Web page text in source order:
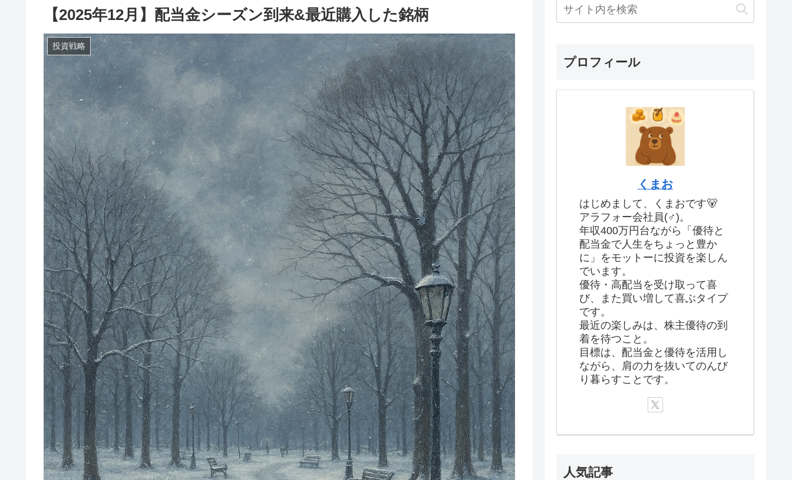
【2025年12月】配当金シーズン到来&最近購入した銘柄
投資戦略
プロフィール
くまお
はじめまして、くまおです🐻
アラフォー会社員(♂)。
年収400万円台ながら「優待と
配当金で人生をちょっと豊か
に」をモットーに投資を楽しん
でいます。
優待・高配当を受け取って喜
び、また買い増して喜ぶタイプ
です。
最近の楽しみは、株主優待の到
着を待つこと。
目標は、配当金と優待を活用し
ながら、肩の力を抜いてのんび
り暮らすことです。
人気記事